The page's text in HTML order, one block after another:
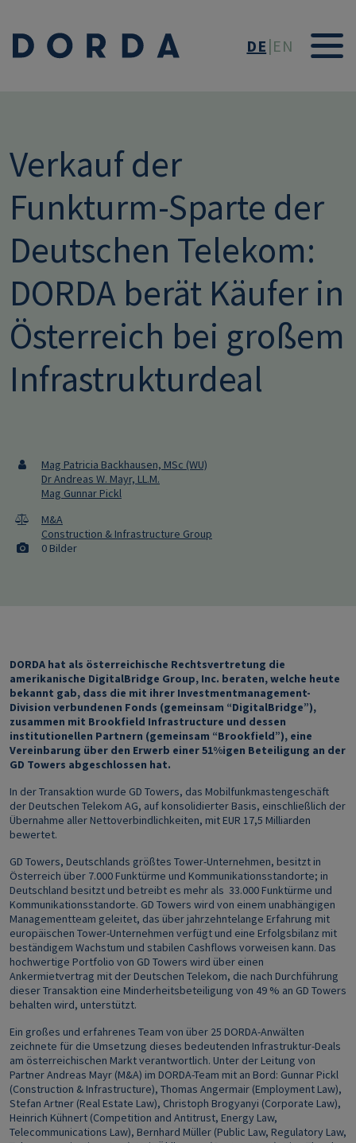
DE EN
Verkauf der
Funkturm-Sparte der
Deutschen Telekom:
DORDA berät Käufer in
Österreich bei großem
Infrastrukturdeal
Mag Patricia Backhausen, MSc (WU)
Dr Andreas W. Mayr, LL.M.
Mag Gunnar Pickl
M&A
Construction & Infrastructure Group
0 Bilder
DORDA hat als österreichische Rechtsvertretung die
amerikanische DigitalBridge Group, Inc. beraten, welche heute
bekannt gab, dass die mit ihrer Investmentmanagement-
Division verbundenen Fonds (gemeinsam “DigitalBridge”),
zusammen mit Brookfield Infrastructure und dessen
institutionellen Partnern (gemeinsam “Brookfield”), eine
Vereinbarung über den Erwerb einer 51%igen Beteiligung an der
GD Towers abgeschlossen hat.
In der Transaktion wurde GD Towers, das Mobilfunkmastengeschäft
der Deutschen Telekom AG, auf konsolidierter Basis, einschließlich der
Übernahme aller Nettoverbindlichkeiten, mit EUR 17,5 Milliarden
bewertet.
GD Towers, Deutschlands größtes Tower-Unternehmen, besitzt in
Österreich über 7.000 Funktürme und Kommunikationsstandorte; in
Deutschland besitzt und betreibt es mehr als 33.000 Funktürme und
Kommunikationsstandorte. GD Towers wird von einem unabhängigen
Managementteam geleitet, das über jahrzehntelange Erfahrung mit
europäischen Tower-Unternehmen verfügt und eine Erfolgsbilanz mit
beständigem Wachstum und stabilen Cashflows vorweisen kann. Das
hochwertige Portfolio von GD Towers wird über einen
Ankermietvertrag mit der Deutschen Telekom, die nach Durchführung
dieser Transaktion eine Minderheitsbeteiligung von 49 % an GD Towers
behalten wird, unterstützt.
Ein großes und erfahrenes Team von über 25 DORDA-Anwälten
zeichnete für die Umsetzung dieses bedeutenden Infrastruktur-Deals
am österreichischen Markt verantwortlich. Unter der Leitung von
Partner Andreas Mayr (M&A) im DORDA-Team mit an Bord: Gunnar Pickl
(Construction & Infrastructure), Thomas Angermair (Employment Law),
Stefan Artner (Real Estate Law), Christoph Brogyanyi (Corporate Law),
Heinrich Kühnert (Competition and Antitrust, Energy Law,
Telecommunications Law), Bernhard Müller (Public Law, Regulatory Law,